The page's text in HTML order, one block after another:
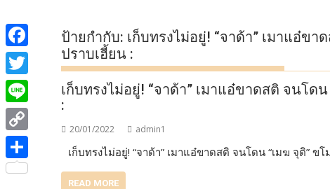
ป้ายกำกับ: เก็บทรงไม่อยู่! “จาด้า” เมาแอ๋ข
ปราบเฮี้ยน :
เก็บทรงไม่อยู่! “จาด้า” เมาแอ๋ขาดสติ จนโ
:
20/01/2022 admin1
เก็บทรงไม่อยู่! “จาด้า” เมาแอ๋ขาดสติ จนโดน “เมฆ จุติ”
READ MORE
F
a
c
e
b
o
T
w
i
t
t
L
i
n
C
o
S